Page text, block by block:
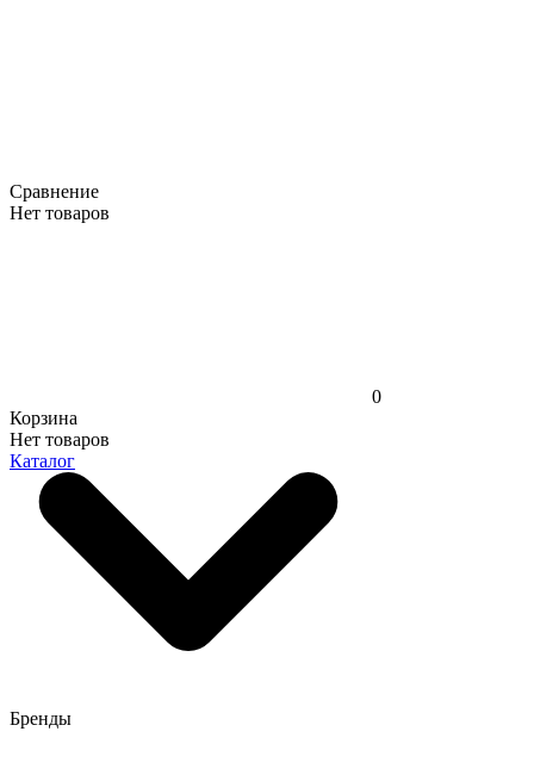
Сравнение
Нет товаров
0
Корзина
Нет товаров
Каталог
Бренды